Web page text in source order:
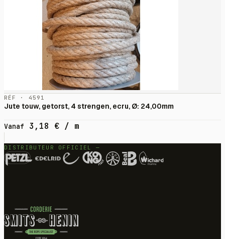
RÉF · 4591
Jute touw, getorst, 4 strengen, ecru, Ø: 24,00mm
Vanaf 3,18 € / m
DISTRIBUTEUR OFFICIEL —